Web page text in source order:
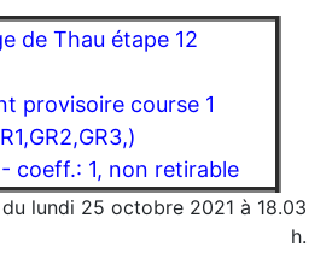
de Thau étape 12
provisoire course 1
coeff.: 1, non retirable
lundi 25 octobre 2021 à 18.03
h.